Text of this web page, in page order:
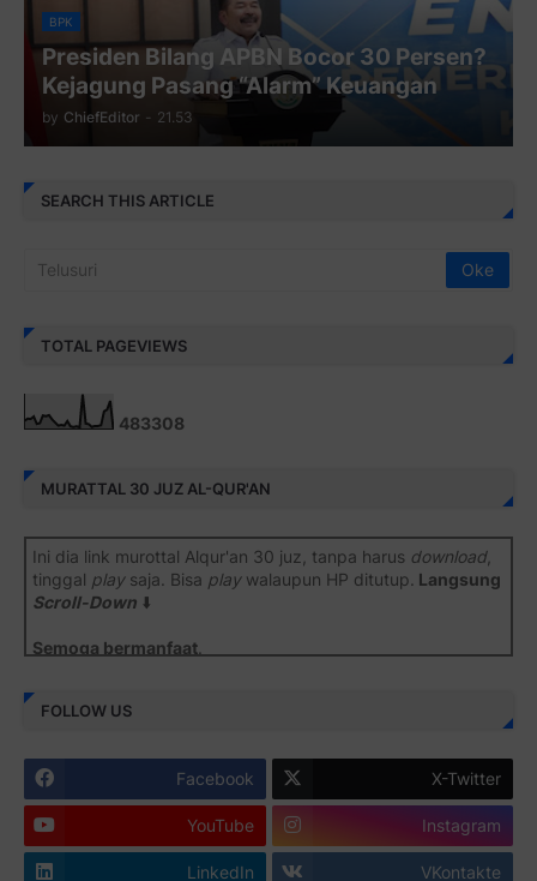
BPK
Presiden Bilang APBN Bocor 30 Persen?
Kejagung Pasang “Alarm” Keuangan
by ChiefEditor - 21.53
SEARCH THIS ARTICLE
TOTAL PAGEVIEWS
483308
MURATTAL 30 JUZ AL-QUR'AN
Ini dia link murottal Alqur'an 30 juz, tanpa harus download,
tinggal playsaja. Bisa playwalaupun HP ditutup. Langsung
Scroll-Down ⬇️
Semoga bermanfaat
Juz 1 ⇨
Juz 3 ⇨ http://j.mp/2bFSrtF
Juz 4 ⇨ http://j.mp/2b8SXi3
Juz 5 ⇨ http://j.mp/2b8RZm3
FOLLOW US
Facebook X-Twitter
YouTube Instagram
LinkedIn VKontakte